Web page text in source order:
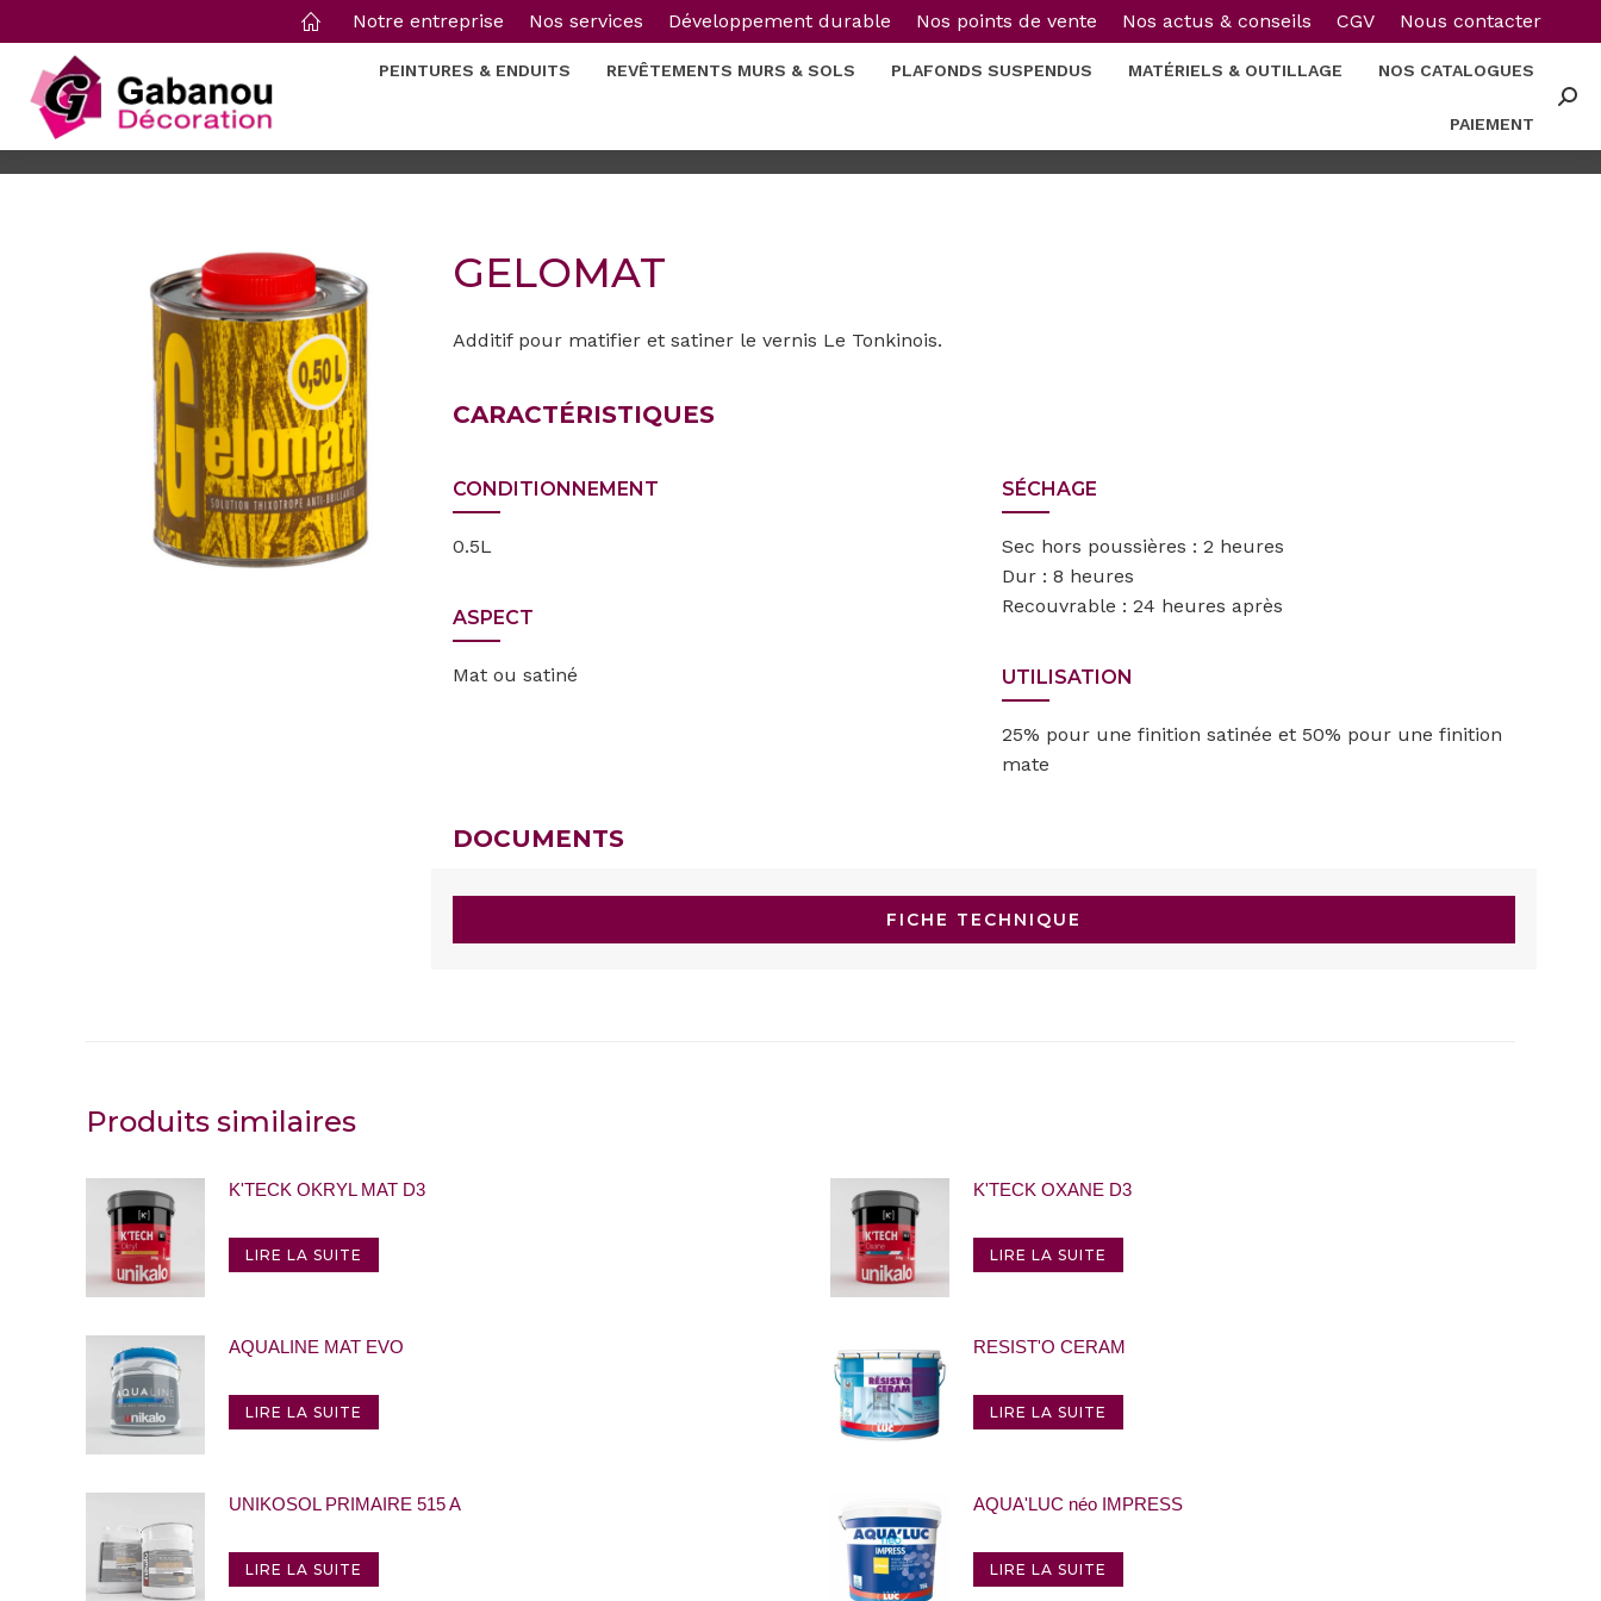
Notre entreprise Nos services Développement durable Nos points de vente Nos actus & conseils CGV Nous contacter
PEINTURES & ENDUITS REVÊTEMENTS MURS & SOLS PLAFONDS SUSPENDUS MATÉRIELS & OUTILLAGE NOS CATALOGUES
PAIEMENT
GELOMAT
Additif pour matifier et satiner le vernis Le Tonkinois.
CARACTÉRISTIQUES
CONDITIONNEMENT
0.5L
ASPECT
Mat ou satiné
SÉCHAGE
Sec hors poussières : 2 heures
Dur : 8 heures
Recouvrable : 24 heures après
UTILISATION
25% pour une finition satinée et 50% pour une finition
mate
DOCUMENTS
FICHE TECHNIQUE
Produits similaires
K'TECK OKRYL MAT D3
LIRE LA SUITE
K'TECK OXANE D3
LIRE LA SUITE
AQUALINE MAT EVO
LIRE LA SUITE
RESIST'O CERAM
LIRE LA SUITE
UNIKOSOL PRIMAIRE 515 A
LIRE LA SUITE
AQUA'LUC néo IMPRESS
LIRE LA SUITE